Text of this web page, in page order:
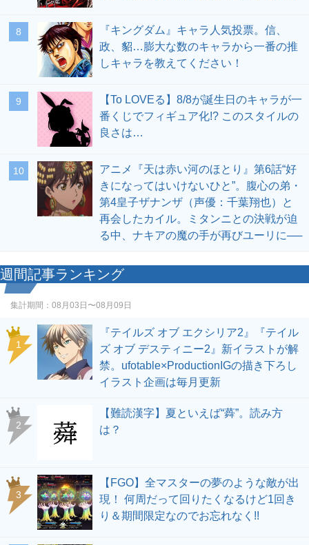
8
『キングダム』キャラ人気投票。信、
政、貂…膨大な数のキャラから一番の推
しキャラを教えてください！
9
【To LOVEる】8/8が誕生日のキャラが一
番くじでフィギュア化!? このスタイルの
良さは…
10
アニメ『天は赤い河のほとり』第6話“好
きになってはいけないひと”。腹心の弟・
第4皇子ザナンザ（声優：千葉翔也）と
再会したカイル。ミタンニとの決戦が迫
る中、ナキアの魔の手が再びユーリに──
週間記事ランキング
集計期間： 08月03日〜08月09日
1
『テイルズ オブ エクシリア2』『テイル
ズ オブ デスティニー2』新イラストが解
禁。ufotable×ProductionIGの描き下ろし
イラスト企画は毎月更新
2
【難読漢字】夏といえば“蕣”。読み方
は？
3
【FGO】全マスターの夢のような敵が出
現！ 何周だって回りたくなるけど1回き
り＆期間限定なのでお忘れなく!!